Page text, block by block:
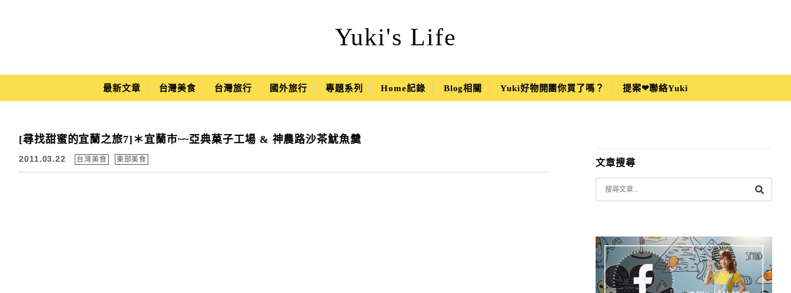
Yuki's Life
Yuki's Life
Main Menu
最新文章 台灣美食 台灣旅行 國外旅行 專題系列 Home記錄 Blog相關 Yuki好物開團你買了嗎？ 提案❤聯絡Yuki
[尋找甜蜜的宜蘭之旅7]＊宜蘭市~~亞典菓子工場 & 神農路沙茶魷魚羹
2011.03.22 台灣美食 東部美食 文章搜尋